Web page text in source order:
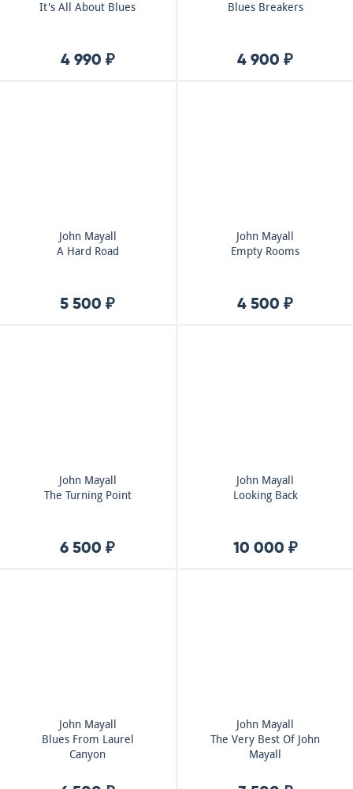
It's All About Blues
4 990 ₽
Blues Breakers
4 900 ₽
John Mayall
A Hard Road
5 500 ₽
John Mayall
Empty Rooms
4 500 ₽
John Mayall
The Turning Point
6 500 ₽
John Mayall
Looking Back
10 000 ₽
John Mayall
Blues From Laurel
Canyon
John Mayall
The Very Best Of John
Mayall